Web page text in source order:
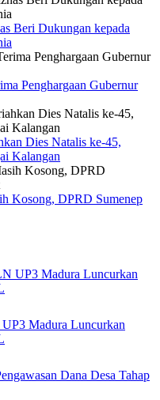
Beri Dukungan kepada
Penghargaan Gubernur
Dies Natalis ke-45,
Kalangan
Kosong, DPRD Sumenep
Madura Luncurkan